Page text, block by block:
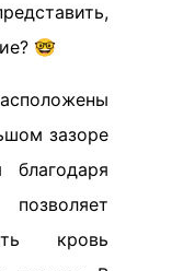
🤓
зазоре
кровь